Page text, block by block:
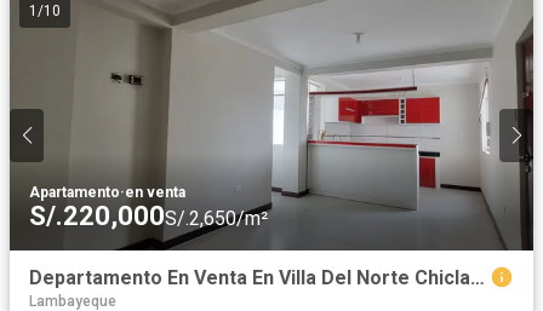
1 /10
Apartamento·en venta
S/.220,000S/.2,650/m²
Departamento En Venta En Villa Del Norte Chiclayo
Lambayeque